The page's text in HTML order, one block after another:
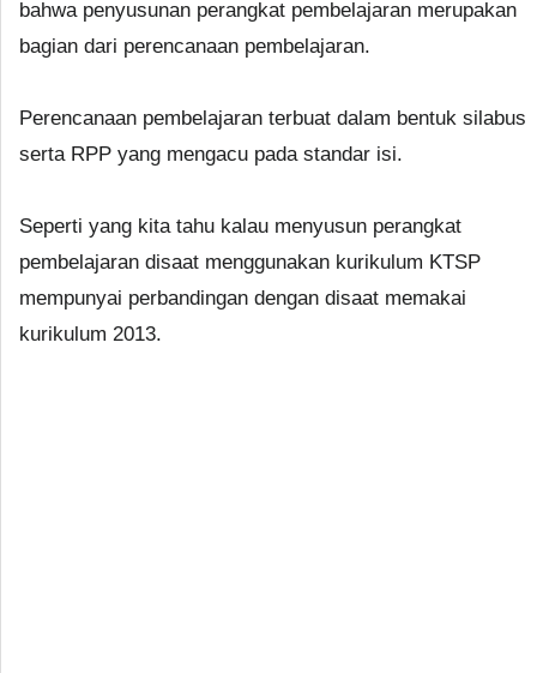
bahwa penyusunan perangkat pembelajaran merupakan
bagian dari perencanaan pembelajaran.
Perencanaan pembelajaran terbuat dalam bentuk silabus
serta RPP yang mengacu pada standar isi.
Seperti yang kita tahu kalau menyusun perangkat
pembelajaran disaat menggunakan kurikulum KTSP
mempunyai perbandingan dengan disaat memakai
kurikulum 2013.